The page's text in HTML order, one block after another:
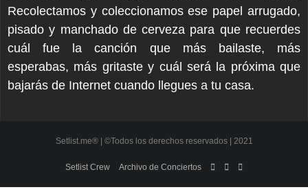
Recolectamos y coleccionamos ese papel arrugado,
pisado y manchado de cerveza para que recuerdes
cuál fue la canción que más bailaste, más
esperabas, más gritaste y cuál será la próxima que
bajarás de Internet cuando llegues a tu casa.
Setlist.me® | ©Todos los derechos reservados | 2021
Setlist Crew Archivo de Conciertos